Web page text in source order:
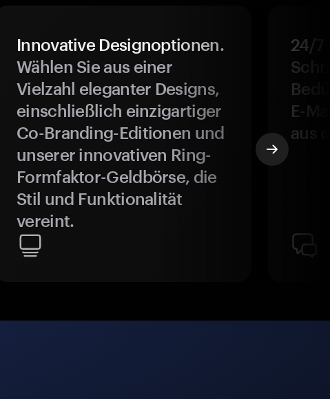
Innovative Designoptionen.
Wählen Sie aus einer
Vielzahl eleganter Designs,
einschließlich einzigartiger
Co-Branding-Editionen und
unserer innovativen Ring-
Formfaktor-Geldbörse, die
Stil und Funktionalität
vereint.
24/7
E-
aus